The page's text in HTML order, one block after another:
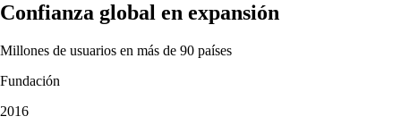
Confianza global en expansión
Millones de usuarios en más de 90 países
Fundación
2016